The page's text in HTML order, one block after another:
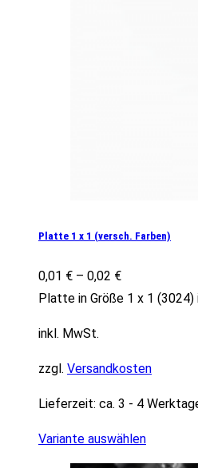
Platte 1 x 1 (versch. Farben)
0,01 € – 0,02 €
Platte in Größe 1 x 1 (3024)
inkl. MwSt.
zzgl. Versandkosten
Lieferzeit: ca. 3 - 4
Variante auswählen